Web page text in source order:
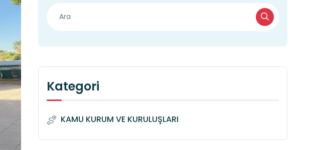
Kategori
KAMU KURUM VE KURULUŞLARI